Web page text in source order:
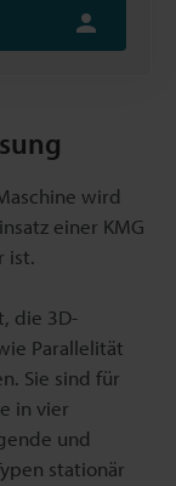
wird
einer KMG
ist.
die 3D-
Parallelität
Sie sind für
in vier
und
stationär